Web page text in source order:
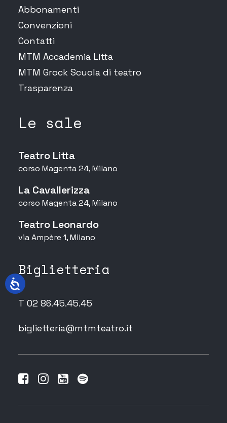
Abbonamenti
Convenzioni
Contatti
MTM Accademia Litta
MTM Grock Scuola di teatro
Trasparenza
Le sale
Teatro Litta
corso Magenta 24, Milano
La Cavallerizza
corso Magenta 24, Milano
Teatro Leonardo
via Ampère 1, Milano
Biglietteria
T 02 86.45.45.45
biglietteria@mtmteatro.it